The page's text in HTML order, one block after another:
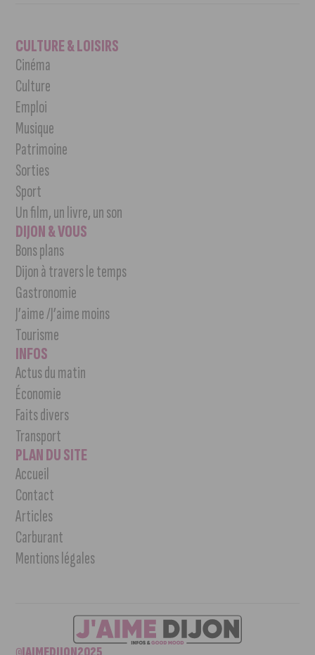
CULTURE & LOISIRS
Cinéma
Culture
Emploi
Musique
Patrimoine
Sorties
Sport
Un film, un livre, un son
DIJON & VOUS
Bons plans
Dijon à travers le temps
Gastronomie
J’aime /J’aime moins
Tourisme
INFOS
Actus du matin
Économie
Faits divers
Transport
PLAN DU SITE
Accueil
Contact
Articles
Carburant
Mentions légales